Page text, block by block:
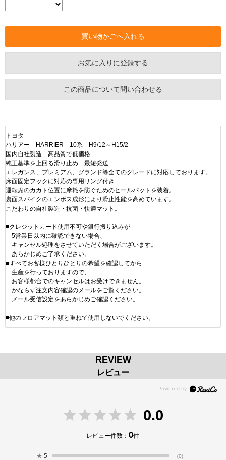
お気に入りに登録する
この商品について問い合わせる
トヨタ
ハリアー HARRIER 10系 H9/12～H15/2
国内自社製造 高品質で低価格
純正基準を上回る滑り止め 最短発送
エレガンス、プレミアム、グランド等全てのグレードに対応しております。
床面固定フックに対応の専用リング付き
運転席のカカト位置に摩耗を防ぐためのヒールパットを装着。
裏面スパイクのエンボス成形により滑止性能を高めています。
こだわりの自社製造・抗菌・快適マット。
■クレジットカード使用不可や銀行振り込みが
5営業日以内に確認できない場合、
キャンセル処理をさせていただく場合がございます。
あらかじめご了承ください。
■すべてお客様ひとりひとりの希望を確認してから
生産を行っておりますので、
お客様都合でのキャンセルはお受けできません。
かならず注文内容確認のメールをご覧ください。
メール受信設定をあらかじめご確認ください。
■他のフロアマット類と重ねて使用しないでください。
REVIEW
レビュー
0.0
レビュー件数：0件
★ 5 (0)